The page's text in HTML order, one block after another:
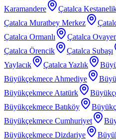
Karamandere
Çatalca
Çatalca Muratbey Merkez
Çatalca Ormanlı
Çatalca
Çatalca Örencik
Çatalca Subaşı
Yaylacık
Çatalca Yazlık
Büyükçekmece Ahmediye
Büyükçekmece Atatürk
Büyükçekmece Batıköy
Büyükçekmece Cumhuriyet
Büyükçekmece Dizdariye